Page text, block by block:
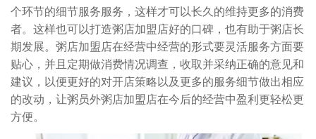
个环节的细节服务服务，这样才可以长久的维持更多的消费
者。这样也可以打造粥店加盟店好的口碑，也有助于粥店长
期发展。粥店加盟店在经营中经营的形式要灵活服务方面要
贴心，并且定期做消费情况调查，收取并采纳正确的意见和
建议，以便更好的对开店策略以及更多的服务细节做出相应
的改动，让粥员外粥店加盟店在今后的经营中盈利更轻松更
方便。